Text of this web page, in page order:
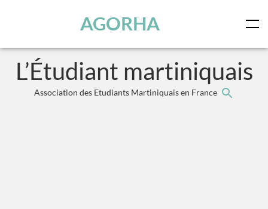
AGORHA
L’Étudiant martiniquais
Association des Etudiants Martiniquais en France